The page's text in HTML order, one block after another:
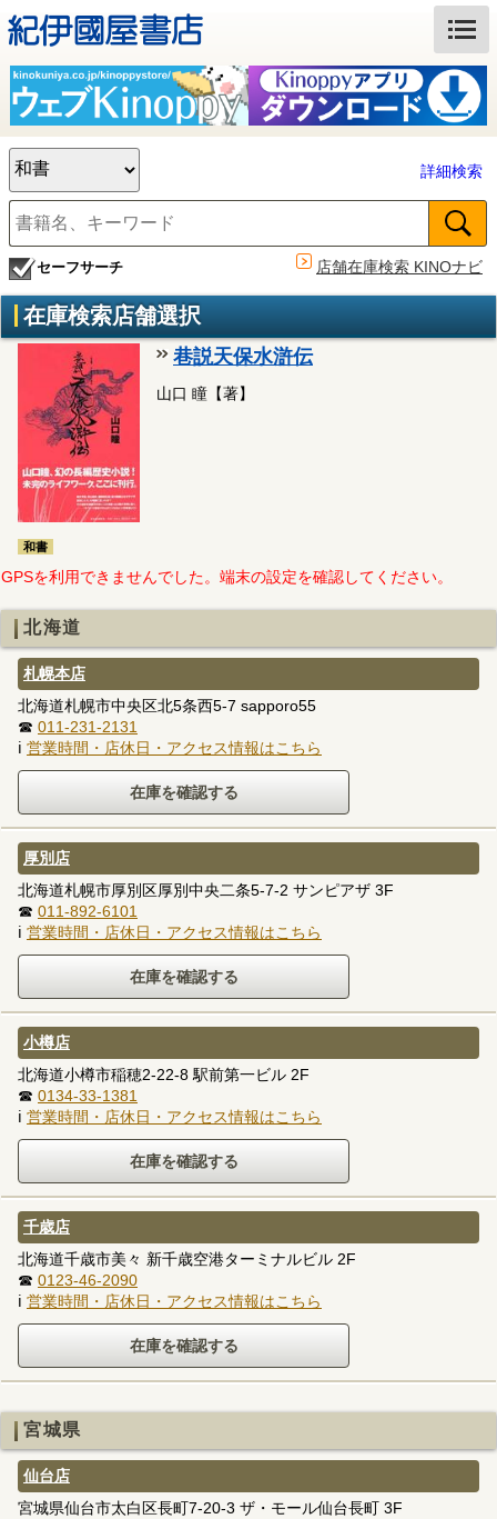
詳細検索
セーフサーチ 店舗在庫検索 KINOナビ
在庫検索店舗選択
和書
巷説天保水滸伝
山口 瞳【著】
GPSを利用できませんでした。端末の設定を確認してください。
北海道
札幌本店
北海道札幌市中央区北5条西5-7 sapporo55
☎ 011-231-2131
ℹ 営業時間・店休日・アクセス情報はこちら
厚別店
北海道札幌市厚別区厚別中央二条5-7-2 サンピアザ 3F
☎ 011-892-6101
ℹ 営業時間・店休日・アクセス情報はこちら
小樽店
北海道小樽市稲穂2-22-8 駅前第一ビル 2F
☎ 0134-33-1381
ℹ 営業時間・店休日・アクセス情報はこちら
千歳店
北海道千歳市美々 新千歳空港ターミナルビル 2F
☎ 0123-46-2090
ℹ 営業時間・店休日・アクセス情報はこちら
宮城県
仙台店
宮城県仙台市太白区長町7-20-3 ザ・モール仙台長町 3F